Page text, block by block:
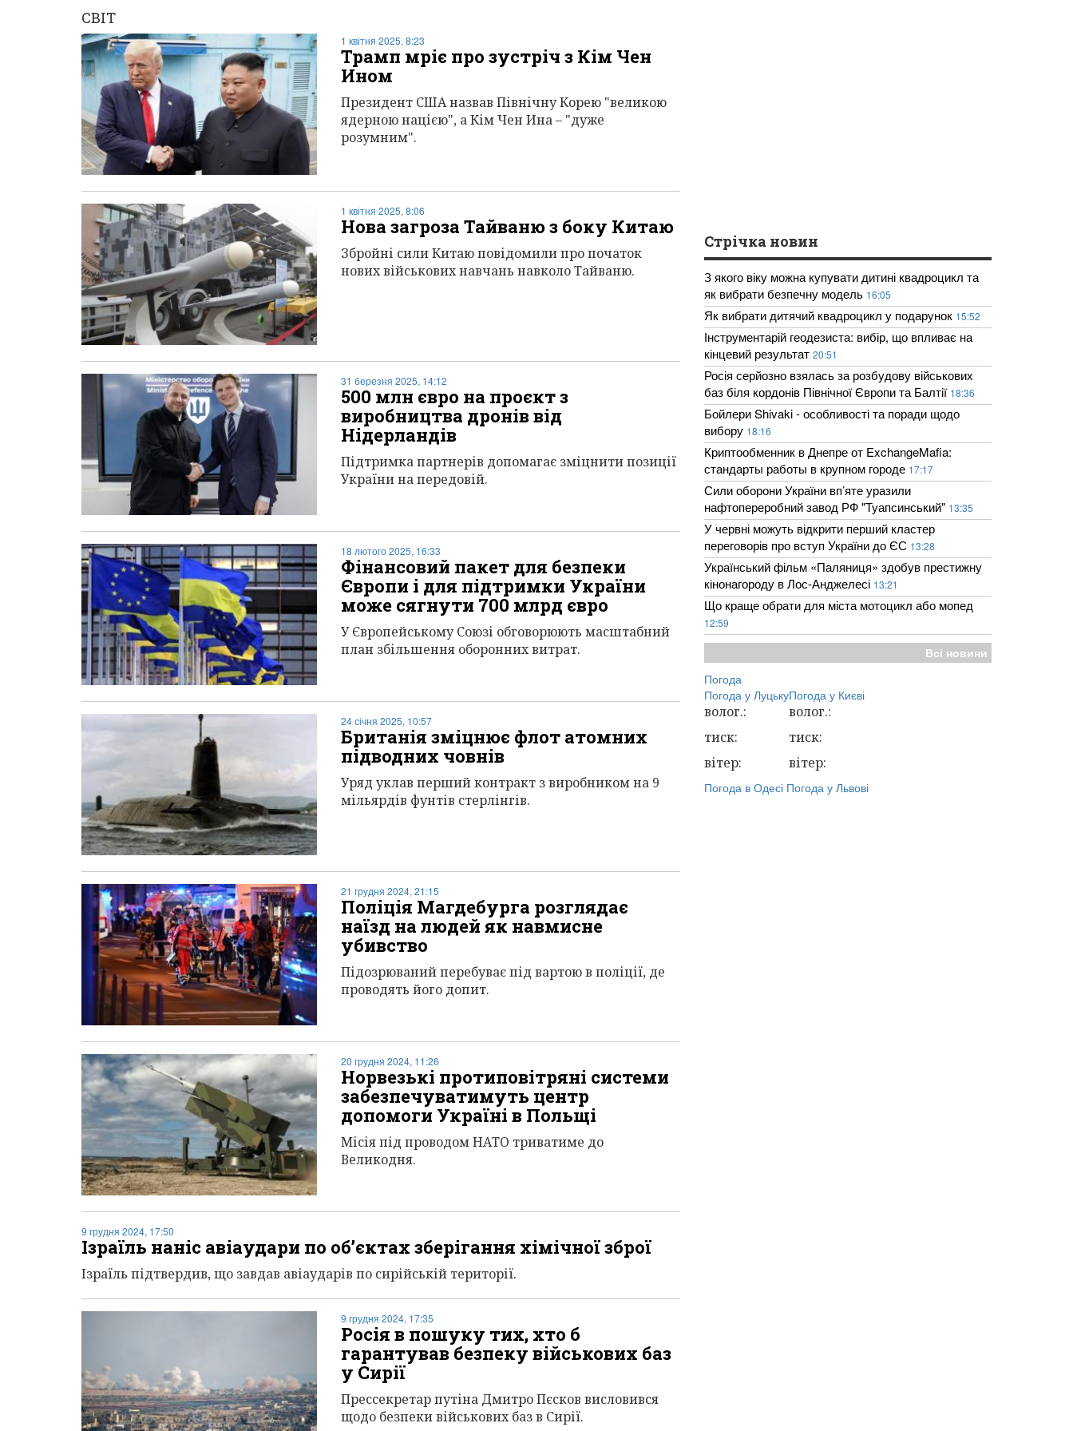
СВІТ
1 квітня 2025, 8:23
Трамп мріє про зустріч з Кім Чен
Ином
Президент США назвав Північну Корею "великою
ядерною нацією", а Кім Чен Ина – "дуже
розумним".
1 квітня 2025, 8:06
Нова загроза Тайваню з боку Китаю
Збройні сили Китаю повідомили про початок
нових військових навчань навколо Тайваню.
31 березня 2025, 14:12
500 млн євро на проєкт з
виробництва дронів від
Нідерландів
Підтримка партнерів допомагає зміцнити позиції
України на передовій.
18 лютого 2025, 16:33
Фінансовий пакет для безпеки
Європи і для підтримки України
може сягнути 700 млрд євро
У Європейському Союзі обговорюють масштабний
план збільшення оборонних витрат.
24 січня 2025, 10:57
Британія зміцнює флот атомних
підводних човнів
Уряд уклав перший контракт з виробником на 9
мільярдів фунтів стерлінгів.
21 грудня 2024, 21:15
Поліція Магдебурга розглядає
наїзд на людей як навмисне
убивство
Підозрюваний перебуває під вартою в поліції, де
проводять його допит.
20 грудня 2024, 11:26
Норвезькі протиповітряні системи
забезпечуватимуть центр
допомоги Україні в Польщі
Місія під проводом НАТО триватиме до
Великодня.
9 грудня 2024, 17:50
Ізраїль наніс авіаудари по об’єктах зберігання хімічної зброї
Ізраїль підтвердив, що завдав авіаударів по сирійській території.
9 грудня 2024, 17:35
Росія в пошуку тих, хто б
гарантував безпеку військових баз
у Сирії
Прессекретар путіна Дмитро Пєсков висловився
щодо безпеки військових баз в Сирії.
Стрічка новин
З якого віку можна купувати дитині квадроцикл та
як вибрати безпечну модель 16:05
Як вибрати дитячий квадроцикл у подарунок 15:52
Інструментарій геодезиста: вибір, що впливає на
кінцевий результат 20:51
Росія серйозно взялась за розбудову військових
баз біля кордонів Північної Європи та Балтії 18:36
Бойлери Shivaki - особливості та поради щодо
вибору 18:16
Криптообменник в Днепре от ExchangeMafia:
стандарты работы в крупном городе 17:17
Сили оборони України вп’яте уразили
нафтопереробний завод РФ "Туапсинський" 13:35
У червні можуть відкрити перший кластер
переговорів про вступ України до ЄС 13:28
Український фільм «Паляниця» здобув престижну
кінонагороду в Лос-Анджелесі 13:21
Що краще обрати для міста мотоцикл або мопед
12:59
Всі новини
Погода
Погода у ЛуцькуПогода у Києві
волог.:
тиск:
вітер:
волог.:
тиск:
вітер:
Погода в Одесі Погода у Львові